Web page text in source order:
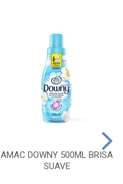
AMAC DOWNY 500ML BRISA
SUAVE